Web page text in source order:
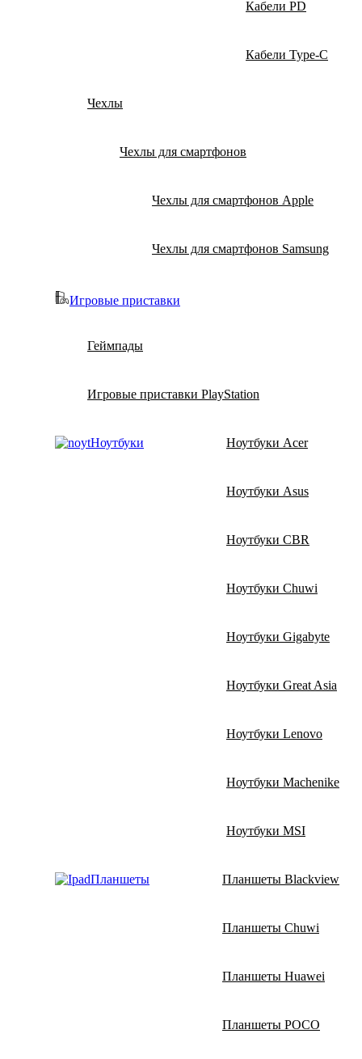
Кабели PD
Кабели Type-C
Чехлы
Чехлы для смартфонов
Чехлы для смартфонов Apple
Чехлы для смартфонов Samsung
Игровые приставки
Геймпады
Игровые приставки PlayStation
Ноутбуки Ноутбуки Acer
Ноутбуки Asus
Ноутбуки CBR
Ноутбуки Chuwi
Ноутбуки Gigabyte
Ноутбуки Great Asia
Ноутбуки Lenovo
Ноутбуки Machenike
Ноутбуки MSI
Планшеты Планшеты Blackview
Планшеты Chuwi
Планшеты Huawei
Планшеты POCO